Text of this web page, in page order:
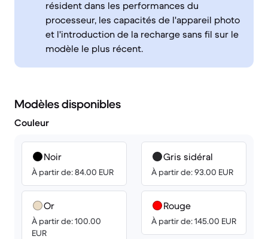
résident dans les performances du
processeur, les capacités de l'appareil photo
et l'introduction de la recharge sans fil sur le
modèle le plus récent.
Modèles disponibles
Couleur
Noir
À partir de: 84.00 EUR
Or
À partir de: 100.00
EUR
Gris sidéral
À partir de: 93.00 EUR
Rouge
À partir de: 145.00 EUR